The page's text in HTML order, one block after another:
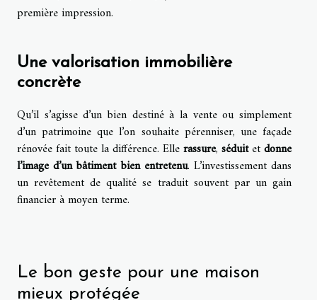
première impression.
Une valorisation immobilière
concrète
Qu’il s’agisse d’un bien destiné à la vente ou simplement
d’un patrimoine que l’on souhaite pérenniser, une façade
rénovée fait toute la différence. Ellerassure, séduitetdonne
l’image d’un bâtiment bien entretenu. L’investissement dans
un revêtement de qualité se traduit souvent par un gain
financier à moyen terme.
Le bon geste pour une maison
mieux protégée